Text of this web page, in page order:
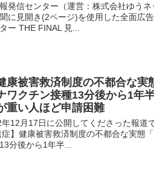
発信センター（運営：株式会社ゆう
に見開き(2ページ)を使用した全面広
ー THE FINAL 見...
康被害救済制度の不都合な
ワクチン接種13分後から1年
重い人ほど申請困難
12月17日に公開してくださった報道
】健康被害救済制度の不都合な実態
分後から1年半...